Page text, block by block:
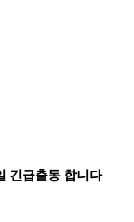
긴급출동 합니다